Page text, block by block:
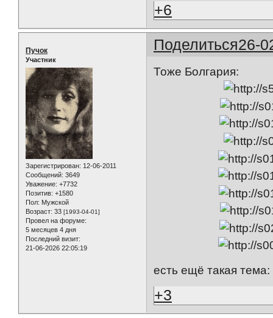
+6
Поделиться26-
Пучок
Участник
Зарегистрирован: 12-06-2011
Сообщений: 3649
Уважение: +7732
Позитив: +1580
Пол: Мужской
Возраст: 33 [1993-04-01]
Провел на форуме:
5 месяцев 4 дня
Последний визит:
21-06-2026 22:05:19
Тоже Болгария:
есть ещё такая тема:
+3